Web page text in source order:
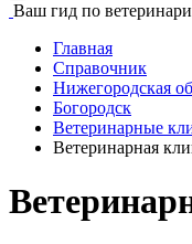
Ваш гид по
Главная
Справочник
Нижегородская
Богородск
Ветеринарные
Ветеринарная